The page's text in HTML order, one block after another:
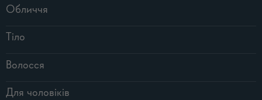
Обличчя
Тіло
Волосся
Для чоловіків